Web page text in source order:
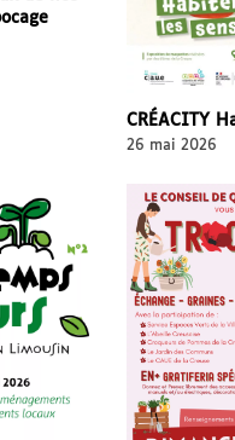
CRÉACITY
26 mai 2026